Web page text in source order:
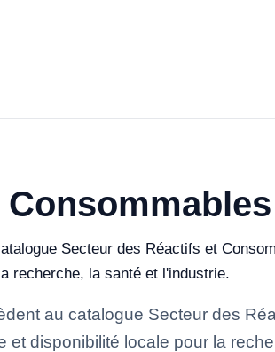
Secteur des Réactifs et
recherche, la santé et l'industrie.
au catalogue Secteur des
disponibilité locale pour la